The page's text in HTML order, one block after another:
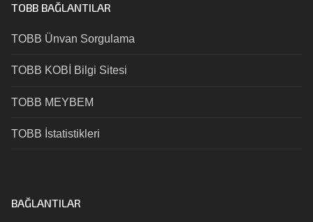
TOBB BAĞLANTILAR
TOBB Ünvan Sorgulama
TOBB KOBİ Bilgi Sitesi
TOBB MEYBEM
TOBB İstatistikleri
BAĞLANTILAR